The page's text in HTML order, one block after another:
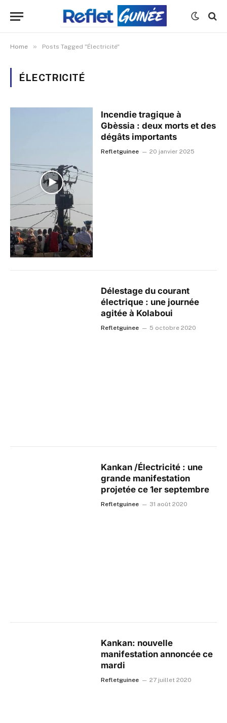
Home » Posts Tagged "Électricité"
ÉLECTRICITÉ
Incendie tragique à
Gbèssia : deux morts et des
dégâts importants
Refletguinee 20 janvier 2025
Délestage du courant
électrique : une journée
agitée à Kolaboui
Refletguinee 5 octobre 2020
Kankan /Électricité : une
grande manifestation
projetée ce 1er septembre
Refletguinee 31 août 2020
Kankan: nouvelle
manifestation annoncée ce
mardi
Refletguinee 27 juillet 2020